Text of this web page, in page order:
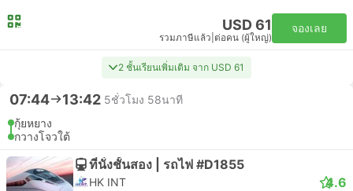
USD 61
รวมภาษีแล้ว ต่อคน (ผู้ใหญ่)
จองเลย
2 ชั้นเรียนเพิ่มเติม จาก USD 61
07:44 13:42 5ชั่วโมง 58นาที
กุ้ยหยาง
กวางโจวใต้
ที่นั่งชั้นสอง | รถไฟ #D1855
HK INT 4.6